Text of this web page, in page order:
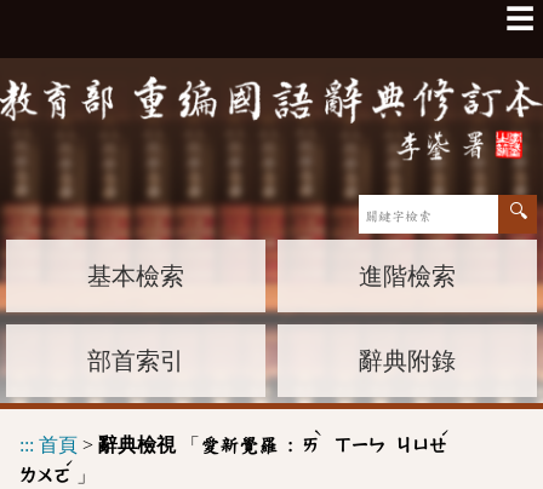
☰
基本檢索 進階檢索
部首索引 辭典附錄
::: 首頁 > 辭典檢視「 愛新覺羅 : ㄞ
ˋ
ㄒㄧㄣ ㄐㄩㄝ
ˊ
ㄌㄨㄛ
ˊ
」